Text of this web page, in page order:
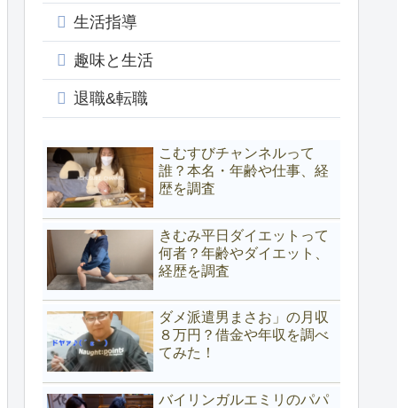
生活指導
趣味と生活
退職&転職
こむすびチャンネルって
誰？本名・年齢や仕事、経
歴を調査
きむみ平日ダイエットって
何者？年齢やダイエット、
経歴を調査
ダメ派遣男まさお」の月収
８万円？借金や年収を調べ
てみた！
バイリンガルエミリのパパ